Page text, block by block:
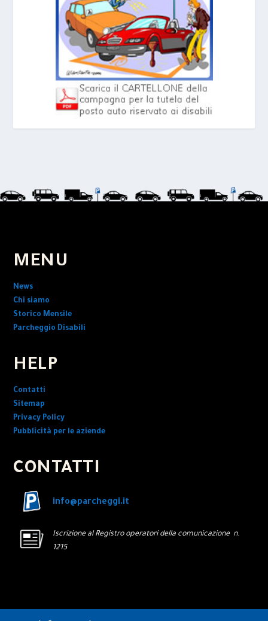
MENU
News
Chi siamo
Storico Mensile
Parcheggio Disabili
HELP
Contatti
Sitemap
Privacy Policy
Pubblicità per le aziende
CONTATTI
info@parcheggi.it
Iscrizione al Registro operatori della comunicazione n.
1215